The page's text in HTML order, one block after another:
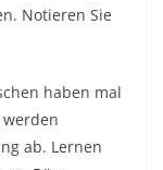
Notieren Sie
haben mal
werden
ab. Lernen